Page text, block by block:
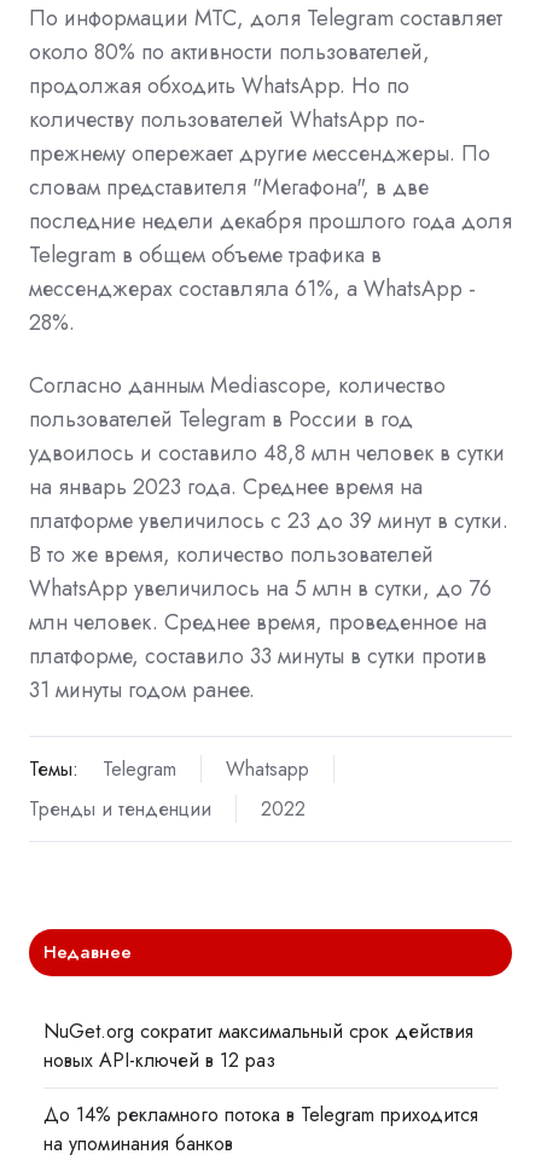
По информации МТС, доля Telegram составляет
около 80% по активности пользователей,
продолжая обходить WhatsApp. Но по
количеству пользователей WhatsApp по-
прежнему опережает другие мессенджеры. По
словам представителя "Мегафона", в две
последние недели декабря прошлого года доля
Telegram в общем объеме трафика в
мессенджерах составляла 61%, а WhatsApp -
28%.
Согласно данным Mediascope, количество
пользователей Telegram в России в год
удвоилось и составило 48,8 млн человек в сутки
на январь 2023 года. Среднее время на
платформе увеличилось с 23 до 39 минут в сутки.
В то же время, количество пользователей
WhatsApp увеличилось на 5 млн в сутки, до 76
млн человек. Среднее время, проведенное на
платформе, составило 33 минуты в сутки против
31 минуты годом ранее.
Темы: Telegram
Whatsapp
Тренды и тенденции
2022
Недавнее
NuGet.org сократит максимальный срок действия
новых API-ключей в 12 раз
До 14% рекламного потока в Telegram приходится
на упоминания банков